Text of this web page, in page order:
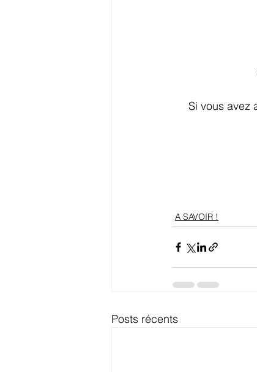
Si vous avez
A SAVOIR !
Posts récents